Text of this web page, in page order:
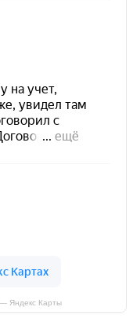
Яндекс Карты